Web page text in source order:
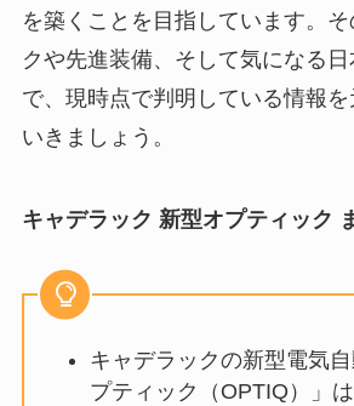
を築くことを目指しています。
クや先進装備、そして気になる
で、現時点で判明している情報
いきましょう。
キャデラック 新型オプティック
キャデラックの新型電気
プティック（OPTIQ）」